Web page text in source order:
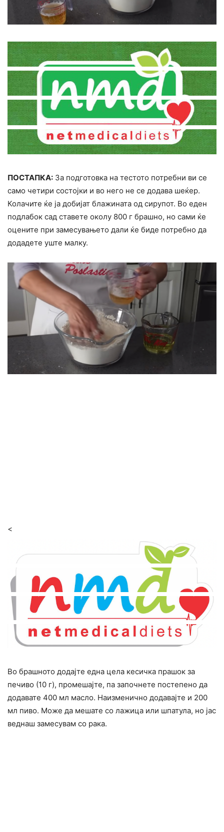
ПОСТАПКА: За подготовка на тестото потребни ви се
само четири состојки и во него не се додава шеќер.
Колачите ќе ја добијат блажината од сирупот. Во еден
подлабок сад ставете околу 800 г брашно, но сами ќе
оцените при замесувањето дали ќе биде потребно да
додадете уште малку.
<
Во брашното додајте една цела кесичка прашок за
печиво (10 г), промешајте, па започнете постепено да
додавате 400 мл масло. Наизменично додавајте и 200
мл пиво. Може да мешате со лажица или шпатула, но јас
веднаш замесувам со рака.